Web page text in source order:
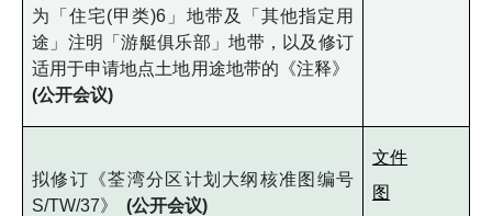
为「住宅(甲类)6」地带及「其他指定用
途」注明「游艇俱乐部」地带，以及修订
适用于申请地点土地用途地带的《注释》
(公开会议)
拟修订《荃湾分区计划大纲核准图编号
S/TW/37》
(公开会议)
文件
图